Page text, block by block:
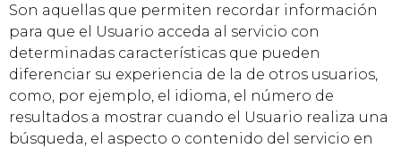
Son aquellas que permiten recordar información
para que el Usuario acceda al servicio con
determinadas características que pueden
diferenciar su experiencia de la de otros usuarios,
como, por ejemplo, el idioma, el número de
resultados a mostrar cuando el Usuario realiza una
búsqueda, el aspecto o contenido del servicio en